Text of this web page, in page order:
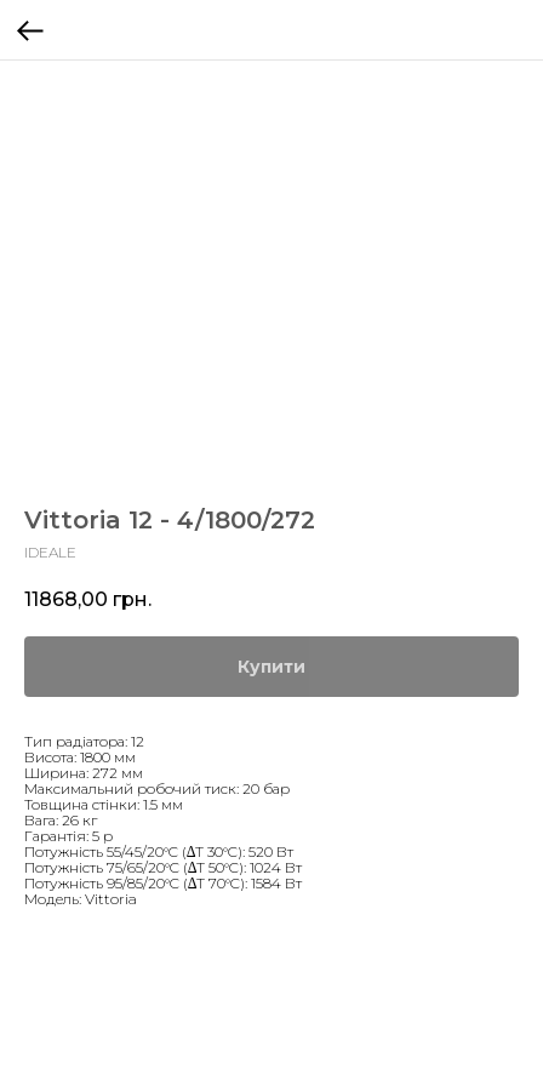
Vittoria 12 - 4/1800/272
IDEALE
11868,00 грн.
Купити
Тип радіатора: 12
Висота: 1800 мм
Ширина: 272 мм
Максимальний робочий тиск: 20 бар
Товщина стінки: 1.5 мм
Вага: 26 кг
Гарантія: 5 р
Потужність 55/45/20°C (∆T 30°C): 520 Вт
Потужність 75/65/20°C (∆T 50°C): 1024 Вт
Потужність 95/85/20°C (∆T 70°C): 1584 Вт
Модель: Vittoria